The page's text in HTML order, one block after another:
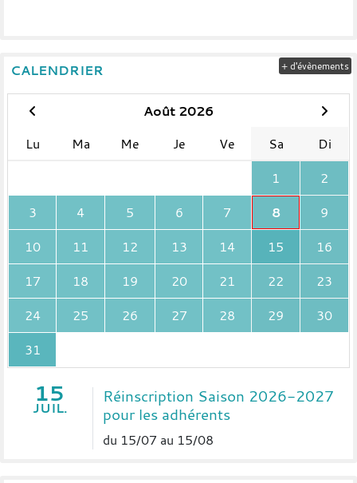
CALENDRIER
Août 2026
Lu
Ma Me Je Ve Sa
Di
1
2
3
4 5 6 7 8
9
10
11 12 13 14 15
16
17
18 19 20 21 22
23
24
25 26 27 28 29
30
31
15
JUIL.
Réinscription Saison 2026-2027
pour les adhérents
du 15/07 au 15/08
+ d'évènements